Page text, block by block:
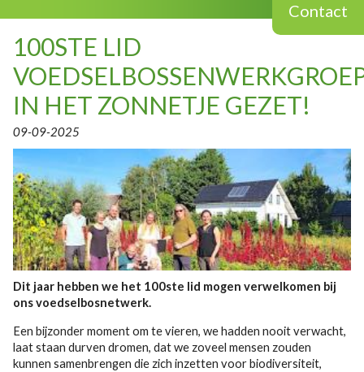
Contact
100STE LID
IN HET ZONNETJE GEZET!
09-09-2025
Dit jaar hebben we het 100ste lid mogen verwelkomen bij
ons voedselbosnetwerk.
Een bijzonder moment om te vieren, we hadden nooit verwacht,
laat staan durven dromen, dat we zoveel mensen zouden
kunnen samenbrengen die zich inzetten voor biodiversiteit,